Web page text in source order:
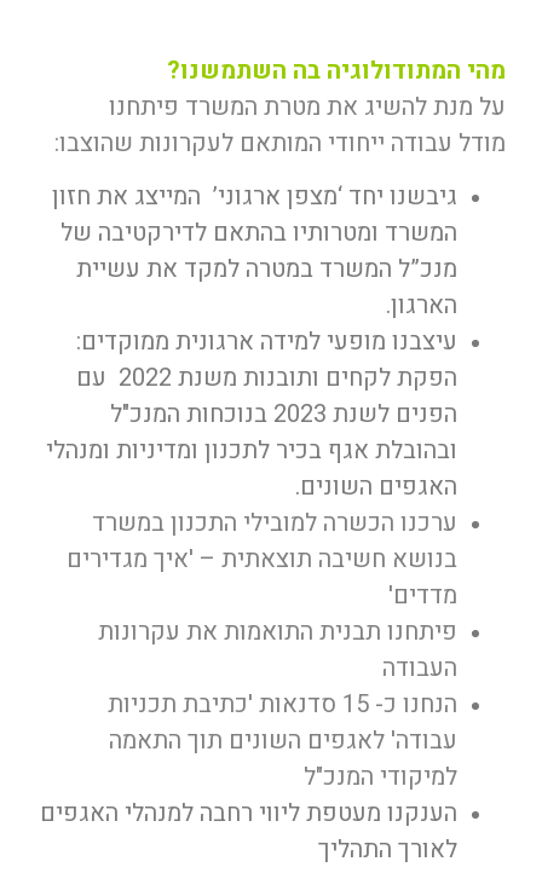
מהי המתודולוגיה בה השתמשנו?
על מנת להשיג את מטרת המשרד פיתחנו
מודל עבודה ייחודי המותאם לעקרונות שהוצבו:
גיבשנו יחד ‘מצפן ארגוני’ המייצג את חזון
המשרד ומטרותיו בהתאם לדירקטיבה של
מנכ”ל המשרד במטרה למקד את עשיית
הארגון.
עיצבנו מופעי למידה ארגונית ממוקדים:
הפקת לקחים ותובנות משנת 2022 עם
הפנים לשנת 2023 בנוכחות המנכ"ל
ובהובלת אגף בכיר לתכנון ומדיניות ומנהלי
האגפים השונים.
ערכנו הכשרה למובילי התכנון במשרד
בנושא חשיבה תוצאתית – 'איך מגדירים
מדדים'
פיתחנו תבנית התואמות את עקרונות
העבודה
הנחנו כ- 15 סדנאות 'כתיבת תכניות
עבודה' לאגפים השונים תוך התאמה
למיקודי המנכ"ל
הענקנו מעטפת ליווי רחבה למנהלי האגפים
לאורך התהליך